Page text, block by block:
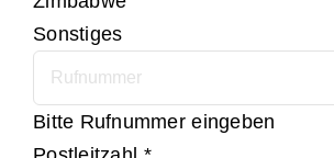
Sonstiges
Bitte Rufnummer eingeben